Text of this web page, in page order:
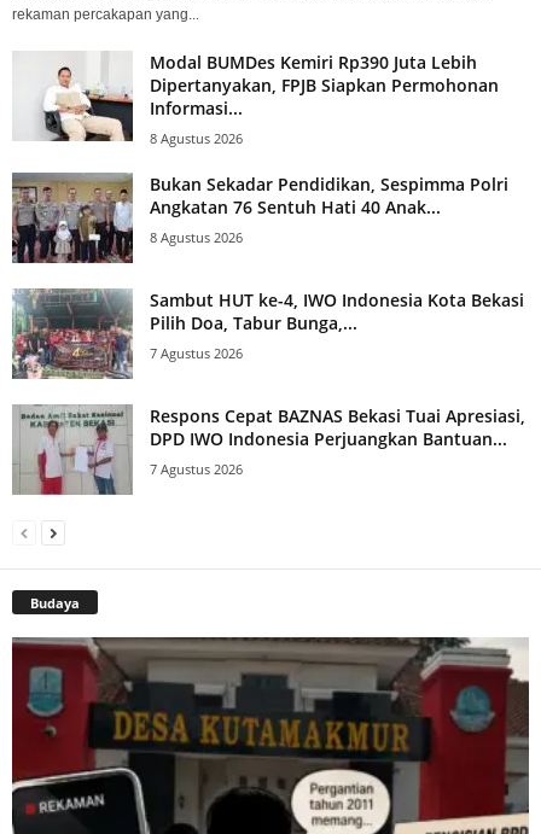
rekaman percakapan yang...
Modal BUMDes Kemiri Rp390 Juta Lebih
Dipertanyakan, FPJB Siapkan Permohonan
Informasi...
8 Agustus 2026
Bukan Sekadar Pendidikan, Sespimma Polri
Angkatan 76 Sentuh Hati 40 Anak...
8 Agustus 2026
Sambut HUT ke-4, IWO Indonesia Kota Bekasi
Pilih Doa, Tabur Bunga,...
7 Agustus 2026
Respons Cepat BAZNAS Bekasi Tuai Apresiasi,
DPD IWO Indonesia Perjuangkan Bantuan...
7 Agustus 2026
Budaya